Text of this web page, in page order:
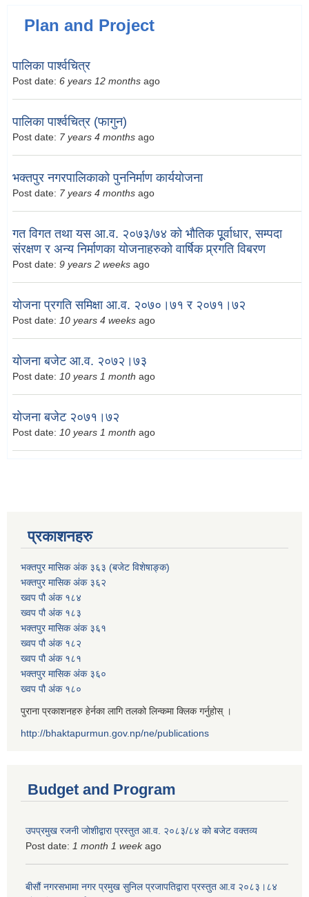
Plan and Project
पालिका पार्श्वचित्र
Post date: 6 years 12 months ago
पालिका पार्श्वचित्र (फागुन)
Post date: 7 years 4 months ago
भक्तपुर नगरपालिकाको पुननिर्माण कार्ययोजना
Post date: 7 years 4 months ago
गत विगत तथा यस आ.व. २०७३/७४ को भौतिक पूूर्वाधार, सम्पदा
संरक्षण र अन्य निर्माणका योजनाहरुको वार्षिक प्र्रगति विबरण
Post date: 9 years 2 weeks ago
योजना प्रगति समिक्षा आ.व. २०७०।७१ र २०७१।७२
Post date: 10 years 4 weeks ago
योजना बजेट आ.व. २०७२।७३
Post date: 10 years 1 month ago
योजना बजेट २०७१।७२
Post date: 10 years 1 month ago
प्रकाशनहरु
भक्तपुर मासिक अंक ३६३ (बजेट विशेषाङ्क)
भक्तपुर मासिक अंक ३६२
ख्वप पौ अंक १८४
ख्वप पौ अंक १८३
भक्तपुर मासिक अंक ३६१
ख्वप पौ अंक १८२
ख्वप पौ अंक १८१
भक्तपुर मासिक अंक ३६०
ख्वप पौ अंक १८०
पुराना प्रकाशनहरु हेर्नका लागि तलको लिन्कमा क्लिक गर्नुहोस् ।
http://bhaktapurmun.gov.np/ne/publications
Budget and Program
उपप्रमुख रजनी जोशीद्वारा प्रस्तुत आ.व. २०८३/८४ को बजेट वक्तव्य
Post date: 1 month 1 weekago
बीसौं नगरसभामा नगर प्रमुख सुनिल प्रजापतिद्वारा प्रस्तुत आ.व‍ २०८३।८४